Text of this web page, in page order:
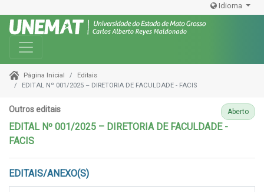
Idioma
Toggle navigation
Página Inicial
Editais
EDITAL Nº 001/2025 – DIRETORIA DE FACULDADE - FACIS
Outros editais Aberto
EDITAL Nº 001/2025 – DIRETORIA DE FACULDADE -
FACIS
EDITAIS/ANEXO(S)